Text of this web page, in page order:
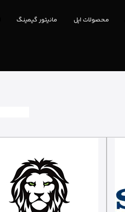
محصولات اپل مانیتور گیمینگ